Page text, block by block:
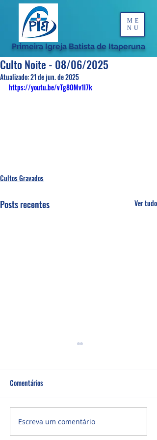
Primeira Igreja Batista de Itaperuna
ME
NU
Culto Noite - 08/06/2025
Atualizado:21 de jun. de 2025
https://youtu.be/vTg8OMv1I7k
Cultos Gravados
Posts recentes Ver tudo
Comentários
Escreva um comentário